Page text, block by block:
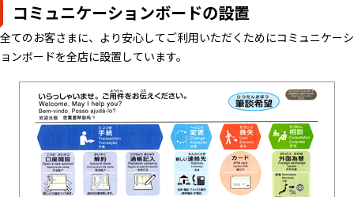
コミュニケーションボードの設置
全てのお客さまに、より安心してご利用いただくためにコミュニケーシ
ョンボードを全店に設置しています。